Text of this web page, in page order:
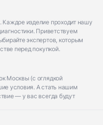
изделие проходит нашу
Приветствуем
экспертов, которым
перед покупкой.
Москвы (с оглядкой
условия. А стать нашим
— у вас всегда будут